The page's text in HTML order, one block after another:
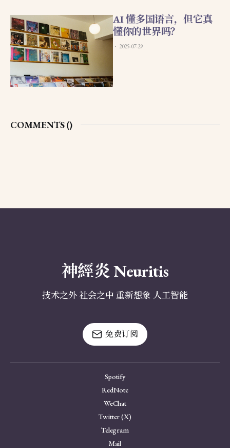
AI 懂多国语言，但它真
懂你的世界吗？
2025-07-29
COMMENTS ()
神經炎 Neuritis
技术之外 社会之中 重新想象 人工智能
免费订阅
Spotify
RedNote
WeChat
Twitter (X)
Telegram
Mail